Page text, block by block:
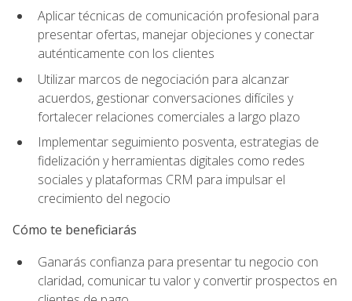
Aplicar técnicas de comunicación profesional para
presentar ofertas, manejar objeciones y conectar
auténticamente con los clientes
Utilizar marcos de negociación para alcanzar
acuerdos, gestionar conversaciones difíciles y
fortalecer relaciones comerciales a largo plazo
Implementar seguimiento posventa, estrategias de
fidelización y herramientas digitales como redes
sociales y plataformas CRM para impulsar el
crecimiento del negocio
Cómo te beneficiarás
Ganarás confianza para presentar tu negocio con
claridad, comunicar tu valor y convertir prospectos en